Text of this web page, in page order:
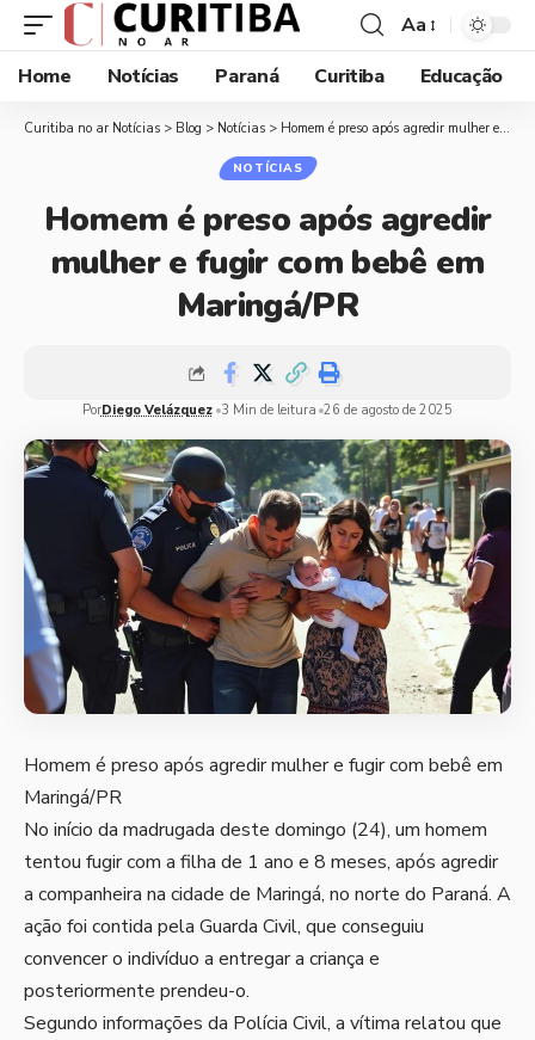
Aa
Home
Notícias Paraná Curitiba Educação
Curitiba no ar Notícias > Blog > Notícias > Homem é preso após agredir mulher e fugir com bebê em Maringá/PR
NOTÍCIAS
Homem é preso após agredir
mulher e fugir com bebê em
Maringá/PR
PorDiego Velázquez 3 Min de leitura 26 de agosto de 2025
Homem é preso após agredir mulher e fugir com bebê em
Maringá/PR
No início da madrugada deste domingo (24), um homem
tentou fugir com a filha de 1 ano e 8 meses, após agredir
a companheira na cidade de Maringá, no norte do Paraná. A
ação foi contida pela Guarda Civil, que conseguiu
convencer o indivíduo a entregar a criança e
posteriormente prendeu-o.
Segundo informações da Polícia Civil, a vítima relatou que